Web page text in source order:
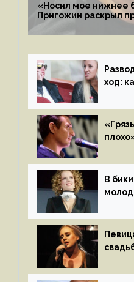
«Носил мое нижнее
Пригожин раскрыл
с мужем своей экс-
ход:
В
на
летом